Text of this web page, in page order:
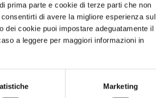
prima parte e cookie di terze parti che non
di avere la migliore esperienza sul
dei cookie puoi impostare adeguatamente il
a leggere per maggiori informazioni in
Marketing